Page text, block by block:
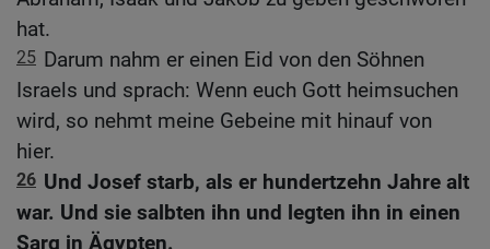
hat.
25 Darum nahm er einen Eid von den Söhnen
Israels und sprach: Wenn euch Gott heimsuchen
wird, so nehmt meine Gebeine mit hinauf von
hier.
26 Und Josef starb, als er hundertzehn Jahre alt
war. Und sie salbten ihn und legten ihn in einen
Sarg in Ägypten.